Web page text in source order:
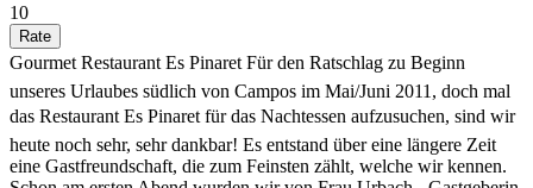
10
Gourmet Restaurant Es Pinaret Für den Ratschlag zu Beginn
unseres Urlaubes südlich von Campos im Mai/Juni 2011, doch mal
das Restaurant Es Pinaret für das Nachtessen aufzusuchen, sind wir
heute noch sehr, sehr dankbar! Es entstand über eine längere Zeit
eine Gastfreundschaft, die zum Feinsten zählt, welche wir kennen.